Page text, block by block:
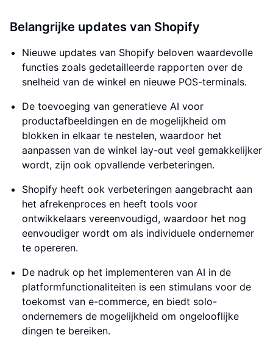
Belangrijke updates van Shopify
Nieuwe updates van Shopify beloven waardevolle
functies zoals gedetailleerde rapporten over de
snelheid van de winkel en nieuwe POS-terminals.
De toevoeging van generatieve AI voor
productafbeeldingen en de mogelijkheid om
blokken in elkaar te nestelen, waardoor het
aanpassen van de winkel lay-out veel gemakkelijker
wordt, zijn ook opvallende verbeteringen.
Shopify heeft ook verbeteringen aangebracht aan
het afrekenproces en heeft tools voor
ontwikkelaars vereenvoudigd, waardoor het nog
eenvoudiger wordt om als individuele ondernemer
te opereren.
De nadruk op het implementeren van AI in de
platformfunctionaliteiten is een stimulans voor de
toekomst van e-commerce, en biedt solo-
ondernemers de mogelijkheid om ongelooflijke
dingen te bereiken.